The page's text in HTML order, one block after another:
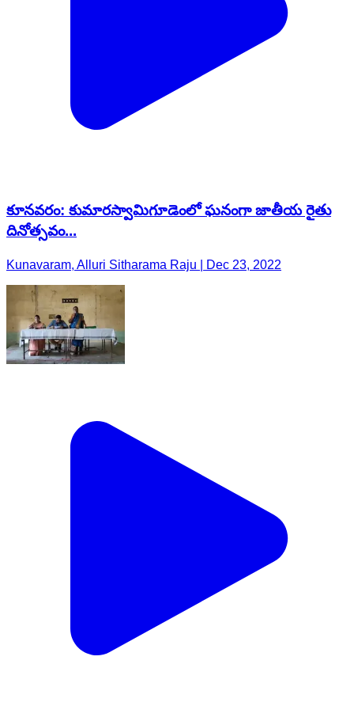
కూనవరం: కుమారస్వామిగూడెంలో ఘనంగా జాతీయ రైతు
దినోత్సవం...
Kunavaram, Alluri Sitharama Raju | Dec 23, 2022